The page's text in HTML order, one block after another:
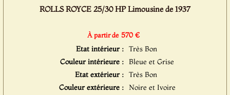
ROLLS ROYCE 25/30 HP Limousine de 1937
À partir de 570 €
Etat intérieur : Très Bon
Couleur intérieure : Bleue et Grise
Etat extérieur : Très Bon
Couleur extérieure : Noire et Ivoire